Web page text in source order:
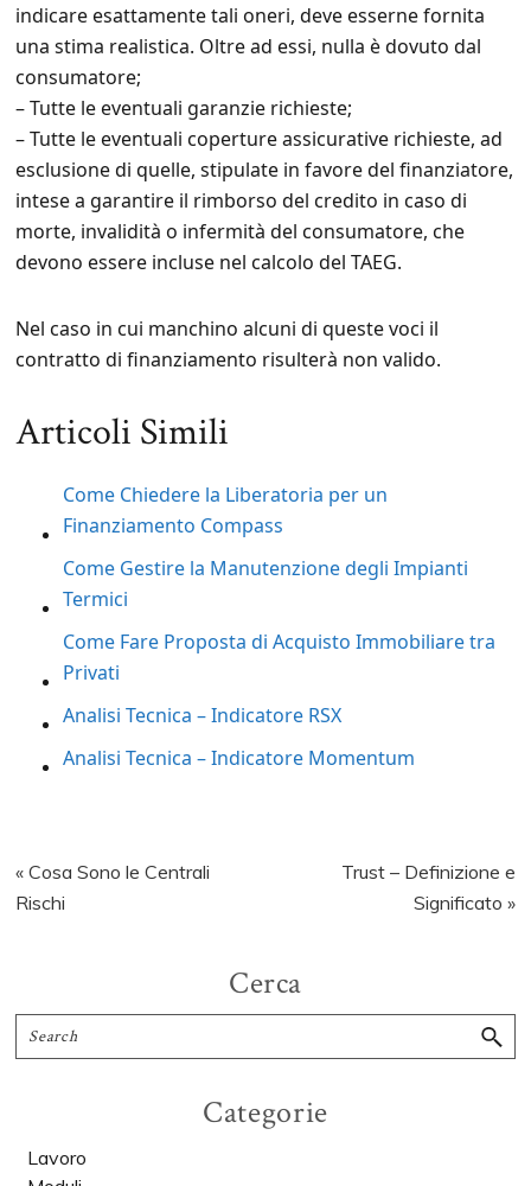
indicare esattamente tali oneri, deve esserne fornita
una stima realistica. Oltre ad essi, nulla è dovuto dal
consumatore;
– Tutte le eventuali garanzie richieste;
– Tutte le eventuali coperture assicurative richieste, ad
esclusione di quelle, stipulate in favore del finanziatore,
intese a garantire il rimborso del credito in caso di
morte, invalidità o infermità del consumatore, che
devono essere incluse nel calcolo del TAEG.
Nel caso in cui manchino alcuni di queste voci il
contratto di finanziamento risulterà non valido.
Articoli Simili
Come Chiedere la Liberatoria per un
Finanziamento Compass
Come Gestire la Manutenzione degli Impianti
Termici
Come Fare Proposta di Acquisto Immobiliare tra
Privati
Analisi Tecnica – Indicatore RSX
Analisi Tecnica – Indicatore Momentum
Previous
Post:
« Cosa Sono le Centrali
Rischi
Next
Trust – Definizione e
Significato »
Sidebar
Cerca
Search
Categorie
Lavoro